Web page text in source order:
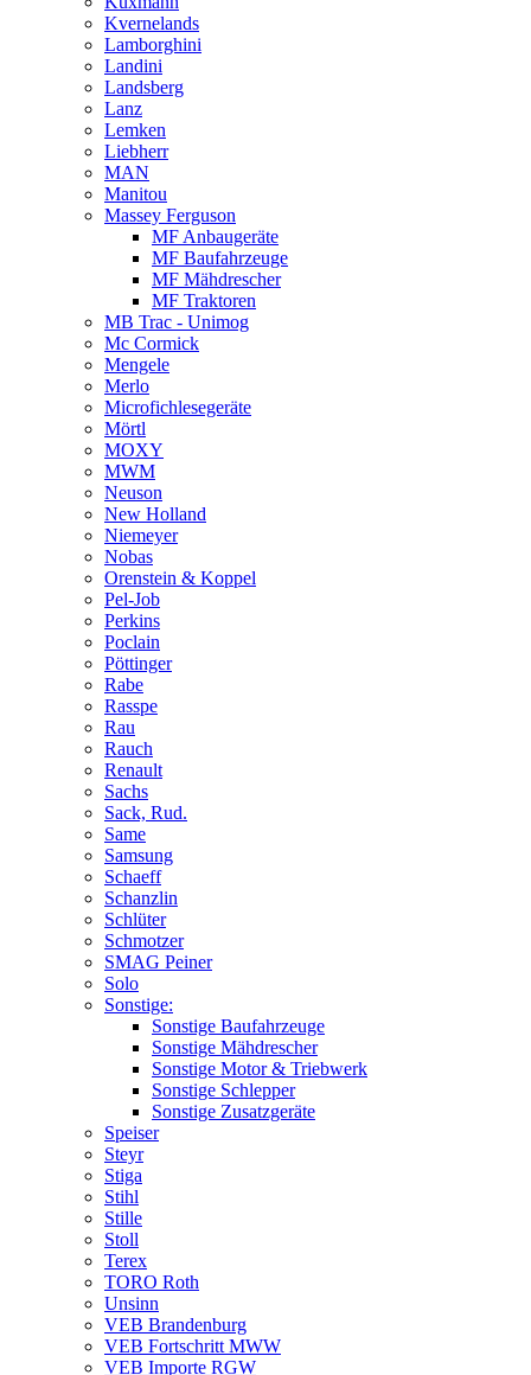
Kvernelands
Lamborghini
Landini
Landsberg
Lanz
Lemken
Liebherr
MAN
Manitou
Massey Ferguson
MF Anbaugeräte
MF Baufahrzeuge
MF Mähdrescher
MF Traktoren
MB Trac - Unimog
Mc Cormick
Mengele
Merlo
Microfichlesegeräte
Mörtl
MOXY
MWM
Neuson
New Holland
Niemeyer
Nobas
Orenstein & Koppel
Pel-Job
Perkins
Poclain
Pöttinger
Rabe
Rasspe
Rau
Rauch
Renault
Sachs
Sack, Rud.
Same
Samsung
Schaeff
Schanzlin
Schlüter
Schmotzer
SMAG Peiner
Solo
Sonstige:
Sonstige Baufahrzeuge
Sonstige Mähdrescher
Sonstige Motor & Triebwerk
Sonstige Schlepper
Sonstige Zusatzgeräte
Speiser
Steyr
Stiga
Stihl
Stille
Stoll
Terex
TORO Roth
Unsinn
VEB Brandenburg
VEB Fortschritt MWW
VEB Importe RGW